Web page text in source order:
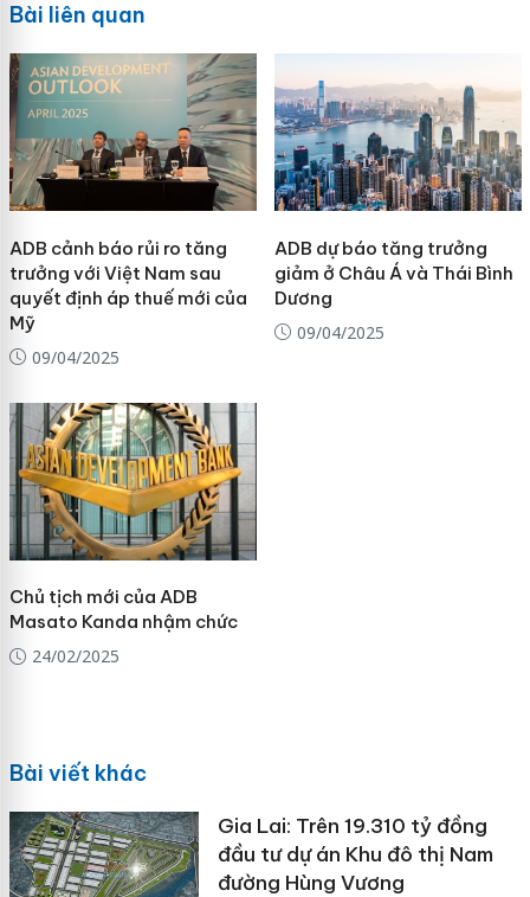
Bài liên quan
ADB cảnh báo rủi ro tăng
trưởng với Việt Nam sau
quyết định áp thuế mới của
Mỹ
09/04/2025
ADB dự báo tăng trưởng
giảm ở Châu Á và Thái Bình
Dương
09/04/2025
Chủ tịch mới của ADB
Masato Kanda nhậm chức
24/02/2025
Bài viết khác
Gia Lai: Trên 19.310 tỷ đồng
đầu tư dự án Khu đô thị Nam
đường Hùng Vương